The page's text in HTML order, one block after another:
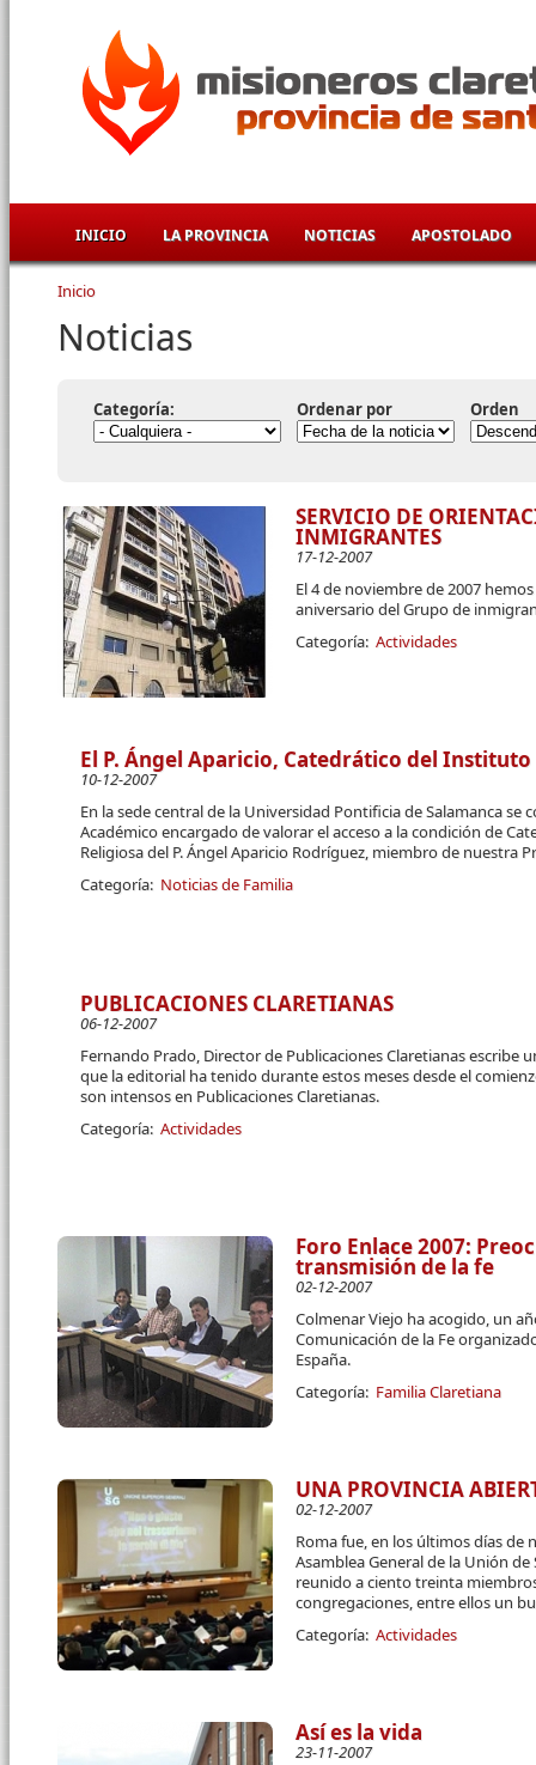
INICIO LA PROVINCIA NOTICIAS APOSTOLADO
Se encuentra usted aquí
Inicio
Noticias
Categoría: Ordenar por Orden
SERVICIO DE
INMIGRANTES
17-12-2007
El 4 de noviembre de 2007
aniversario del Grupo de
Categoría: Actividades
El P. Ángel Aparicio, Catedrático del Instituto
10-12-2007
En la sede central de la Universidad Pontificia de Salamanca se
Académico encargado de valorar el acceso a la condición de
Religiosa del P. Ángel Aparicio Rodríguez, miembro de nuestra
Categoría: Noticias de Familia
PUBLICACIONES CLARETIANAS
06-12-2007
Fernando Prado, Director de Publicaciones Claretianas escribe
que la editorial ha tenido durante estos meses desde el
son intensos en Publicaciones Claretianas.
Categoría: Actividades
Foro Enlace 2007:
transmisión de la fe
02-12-2007
Colmenar Viejo ha acogido, un
Comunicación de la Fe
España.
Categoría: Familia Claretiana
UNA PROVINCIA
02-12-2007
Roma fue, en los últimos días de
Asamblea General de la Unión
reunido a ciento treinta
congregaciones, entre ellos un
Categoría: Actividades
Así es la vida
23-11-2007